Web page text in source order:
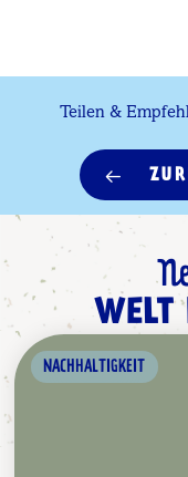
Teilen &
WELT
NACHHALTIGKEIT